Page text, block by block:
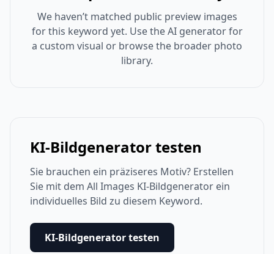
We haven’t matched public preview images
for this keyword yet. Use the AI generator for
a custom visual or browse the broader photo
library.
KI-Bildgenerator testen
Sie brauchen ein präziseres Motiv? Erstellen
Sie mit dem All Images KI-Bildgenerator ein
individuelles Bild zu diesem Keyword.
KI-Bildgenerator testen